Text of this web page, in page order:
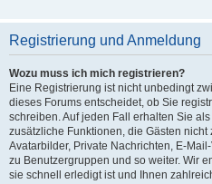
Registrierung und Anmeldung
Wozu muss ich mich registrieren?
Eine Registrierung ist nicht unbedingt
dieses Forums entscheidet, ob Sie
schreiben. Auf jeden Fall erhalten Sie
zusätzliche Funktionen, die Gästen nicht
Avatarbilder, Private Nachrichten, E-
zu Benutzergruppen und so weiter. Wir
sie schnell erledigt ist und Ihnen